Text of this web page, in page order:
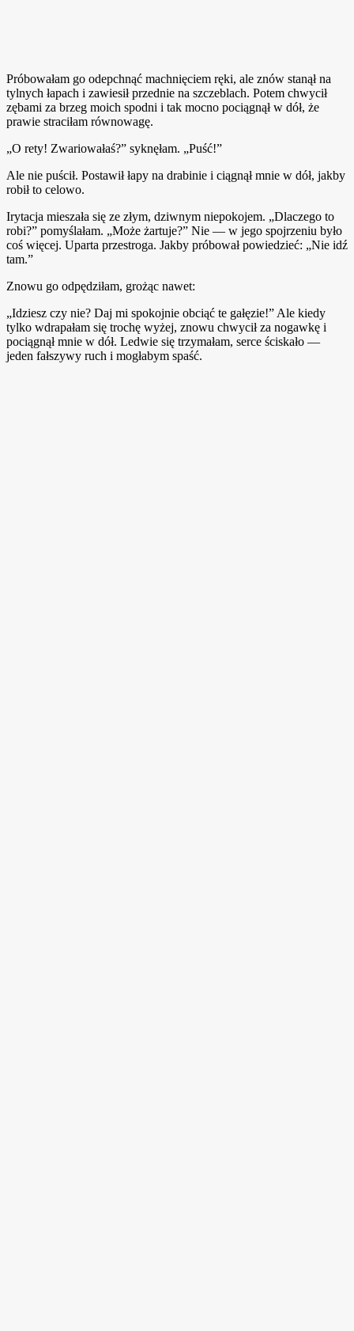
Próbowałam go odepchnąć machnięciem ręki, ale znów stanął na
tylnych łapach i zawiesił przednie na szczeblach. Potem chwycił
zębami za brzeg moich spodni i tak mocno pociągnął w dół, że
prawie straciłam równowagę.
„O rety! Zwariowałaś?” syknęłam. „Puść!”
Ale nie puścił. Postawił łapy na drabinie i ciągnął mnie w dół, jakby
robił to celowo.
Irytacja mieszała się ze złym, dziwnym niepokojem. „Dlaczego to
robi?” pomyślałam. „Może żartuje?” Nie — w jego spojrzeniu było
coś więcej. Uparta przestroga. Jakby próbował powiedzieć: „Nie idź
tam.”
Znowu go odpędziłam, grożąc nawet:
„Idziesz czy nie? Daj mi spokojnie obciąć te gałęzie!” Ale kiedy
tylko wdrapałam się trochę wyżej, znowu chwycił za nogawkę i
pociągnął mnie w dół. Ledwie się trzymałam, serce ściskało —
jeden fałszywy ruch i mogłabym spaść.